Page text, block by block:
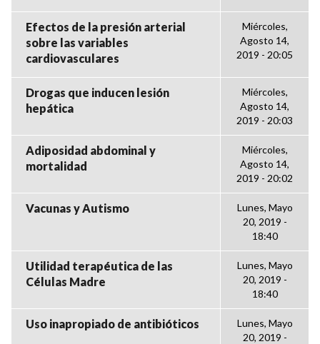
Efectos de la presión arterial
sobre las variables
cardiovasculares
Miércoles,
Agosto 14,
2019 - 20:05
Drogas que inducen lesión
hepática
Miércoles,
Agosto 14,
2019 - 20:03
Adiposidad abdominal y
mortalidad
Miércoles,
Agosto 14,
2019 - 20:02
Vacunas y Autismo
Lunes, Mayo
20, 2019 -
18:40
Utilidad terapéutica de las
Células Madre
Lunes, Mayo
20, 2019 -
18:40
Uso inapropiado de antibióticos
Lunes, Mayo
20, 2019 -